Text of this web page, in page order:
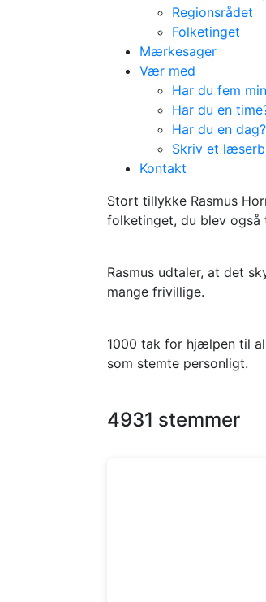
Regionsrådet
Folketinget
Mærkesager
Vær med
Har du fem
Har du en
Har du en dag?
Skriv et
Kontakt
Rasmus genvalgt til
Tillykke
Stort tillykke Rasmus
folketinget, du blev også
Rasmus udtaler, at det
mange frivillige.
1000 tak for hjælpen til
som stemte personligt.
4931 stemmer